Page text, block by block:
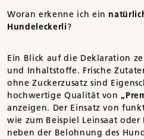
Woran erkenne ich ein
Hundeleckerli?
Ein Blick auf die Deklaration
und Inhaltstoffe. Frische
ohne Zuckerzusatz sind
hochwertige Qualität von
anzeigen. Der Einsatz von
wie zum Beispiel Leinsaat
neben der Belohnung des